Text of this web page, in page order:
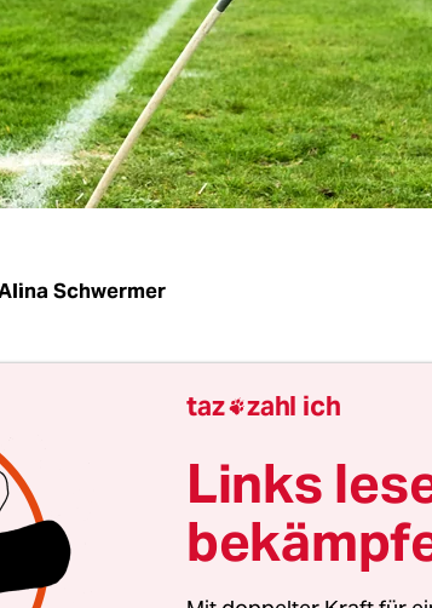
Schwermer
Regensburg hat gerade auf
eine Verantwortung für die
sagt Claudia Bernhard,
der alternativen Liga mit
Sätze, die man aus der DFL nicht
wegfallen, aber warum müssen die
der FußballerInnen austragen? Sie
taz zahl ich
Links